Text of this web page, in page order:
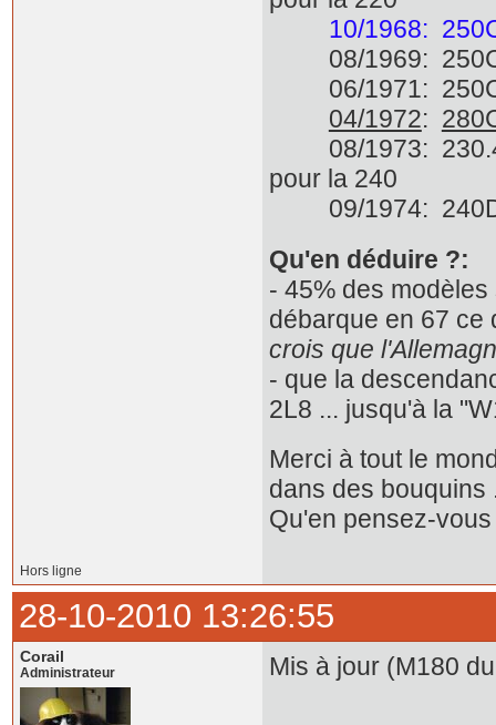
10/1968:
08/1969:
06/1971:
04/1972:
08/1973: 230.4
pour la 240
09/1974:
Qu'en déduire ?:
- 45% des
débarque en 67 ce
crois que
- que la
2L8 ... jusqu'à la
Merci à tout le
dans des bouquins
Qu'en pensez-
Hors ligne
28-10-2010 13:26:55
Corail
Administrateur Mis à jour (M180